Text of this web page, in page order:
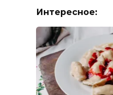
Интересное: